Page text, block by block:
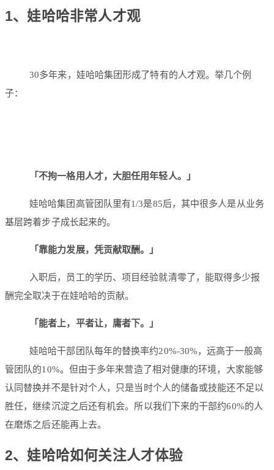
1、 娃哈哈非常人才观
30多年来，娃哈哈集团形成了特有的人才观。举几个例
子：
「不拘一格用人才，大胆任用年轻人。」
娃哈哈集团高管团队里有1/3是85后，其中很多人是从业务
基层跨着步子成长起来的。
「靠能力发展，凭贡献取酬。」
入职后，员工的学历、项目经验就清零了，能取得多少报
酬完全取决于在娃哈哈的贡献。
「能者上，平者让，庸者下。」
娃哈哈干部团队每年的替换率约20%-30%，远高于一般高
管团队的10%。但由于多年来营造了相对健康的环境，大家能够
认同替换并不是针对个人，只是当时个人的储备或技能还不足以
胜任，继续沉淀之后还有机会。所以我们下来的干部约60%的人
在磨炼之后还能再上去。
2、 娃哈哈如何关注人才体验